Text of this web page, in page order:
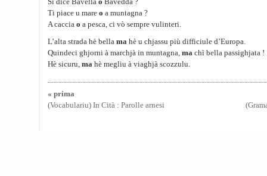
Si dice Bavella o Bavedda ?
Ti piace u mare o a muntagna ?
A caccia o a pesca, ci vò sempre vulinteri.
L’alta strada hè bella ma hè u chjassu più difficiule d’Europa.
Quindeci ghjorni à marchjà in muntagna, ma chì bella passighjata !
Hè sicuru, ma hè megliu à viaghjà scozzulu.
« prima
(Vocabulariu) In Cità : Parolle arnesi